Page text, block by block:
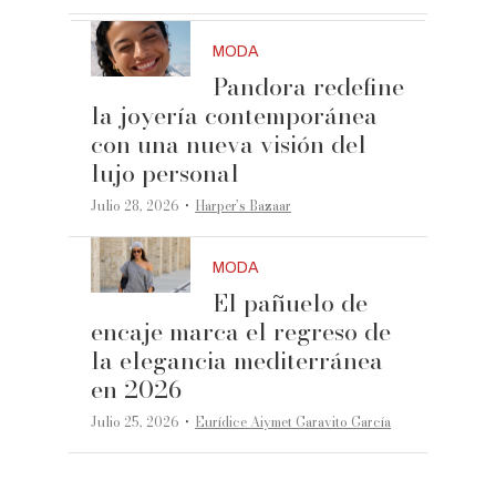
MODA
Pandora redefine
la joyería contemporánea
con una nueva visión del
lujo personal
Julio 28, 2026 ·Harper’s Bazaar
MODA
El pañuelo de
encaje marca el regreso de
la elegancia mediterránea
en 2026
Julio 25, 2026 ·Eurídice Aiymet Garavito García